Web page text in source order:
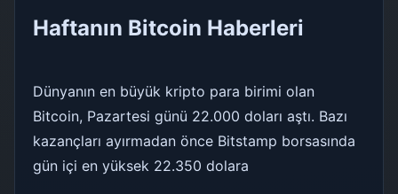
Haftanın Bitcoin Haberleri
Dünyanın en büyük kripto para birimi olan
Bitcoin, Pazartesi günü 22.000 doları aştı. Bazı
kazançları ayırmadan önce Bitstamp borsasında
gün içi en yüksek 22.350 dolara